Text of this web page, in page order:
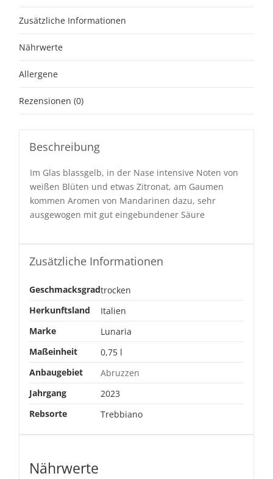
Zusätzliche Informationen
Nährwerte
Allergene
Rezensionen (0)
Beschreibung
Im Glas blassgelb, in der Nase intensive Noten von
weißen Blüten und etwas Zitronat, am Gaumen
kommen Aromen von Mandarinen dazu, sehr
ausgewogen mit gut eingebundener Säure
Zusätzliche Informationen
Geschmacksgradtrocken
Herkunftsland
Italien
Marke
Lunaria
Maßeinheit
0,75 l
Anbaugebiet
Abruzzen
Jahrgang
2023
Rebsorte
Trebbiano
Nährwerte